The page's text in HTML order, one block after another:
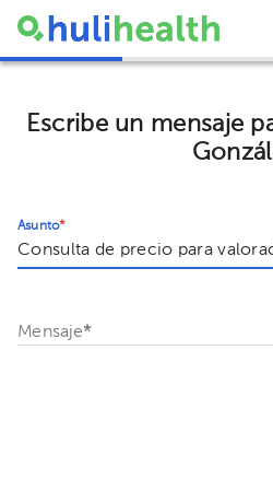
Escribe un mensaje
Asunto*
Mensaje*